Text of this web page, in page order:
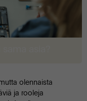
olennaista
ja rooleja